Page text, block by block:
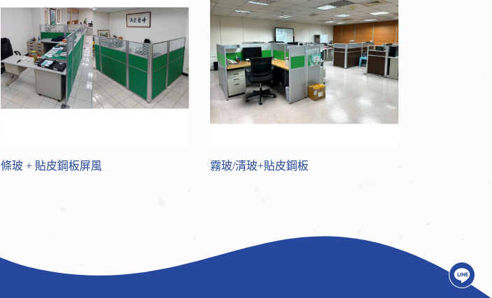
條玻 + 貼皮鋼板屏風 霧玻/清玻+貼皮鋼板